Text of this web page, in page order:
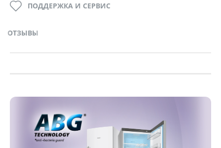
ОТЗЫВЫ
ПОДДЕРЖКА И СЕРВИС